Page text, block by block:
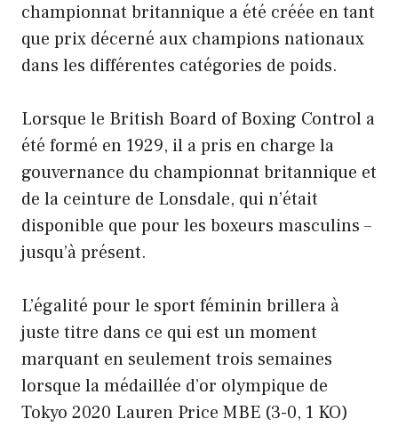
championnat britannique a été créée en tant
que prix décerné aux champions nationaux
dans les différentes catégories de poids.
Lorsque le British Board of Boxing Control a
été formé en 1929, il a pris en charge la
gouvernance du championnat britannique et
de la ceinture de Lonsdale, qui n’était
disponible que pour les boxeurs masculins –
jusqu’à présent.
L’égalité pour le sport féminin brillera à
juste titre dans ce qui est un moment
marquant en seulement trois semaines
lorsque la médaillée d’or olympique de
Tokyo 2020 Lauren Price MBE (3-0, 1 KO)